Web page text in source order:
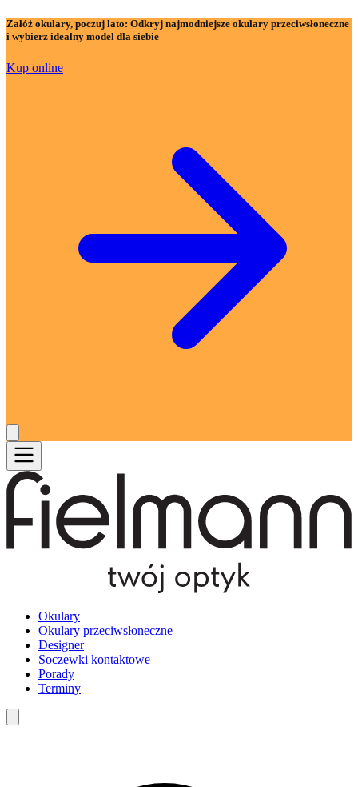
Załóż okulary, poczuj lato: Odkryj najmodniejsze okulary przeciwsłoneczne
i wybierz idealny model dla siebie
Kup online
Okulary
Okulary przeciwsłoneczne
Designer
Soczewki kontaktowe
Porady
Terminy